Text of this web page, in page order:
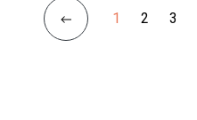
1 2 3